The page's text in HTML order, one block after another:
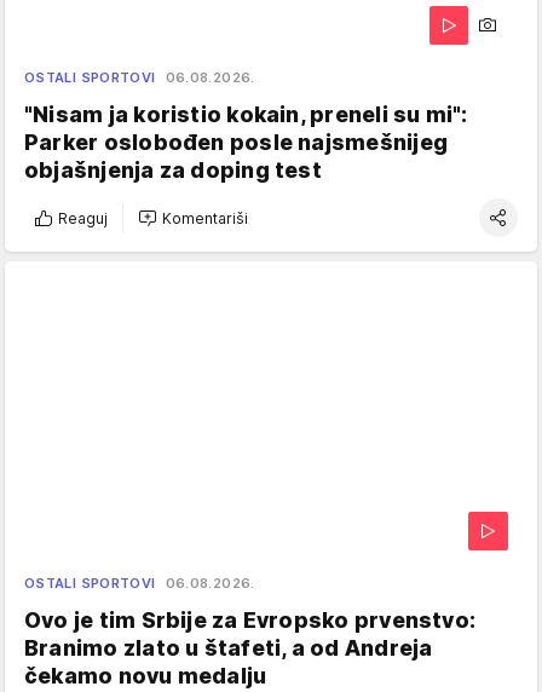
OSTALI SPORTOVI 06.08.2026.
"Nisam ja koristio kokain, preneli su mi":
Parker oslobođen posle najsmešnijeg
objašnjenja za doping test
Reaguj Komentariši
OSTALI SPORTOVI 06.08.2026.
Ovo je tim Srbije za Evropsko prvenstvo:
Branimo zlato u štafeti, a od Andreja
čekamo novu medalju